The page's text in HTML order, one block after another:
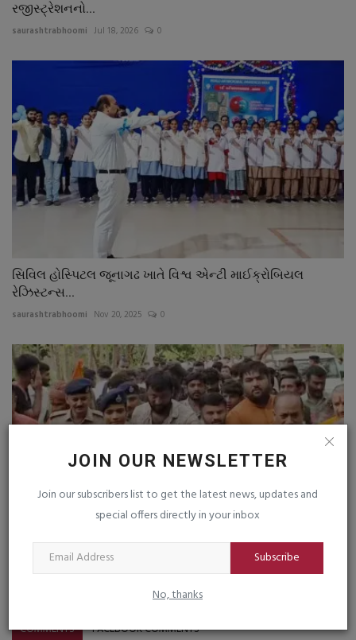
JOIN OUR NEWSLETTER
Join our subscribers list to get the latest news, updates and
special offers directly in your inbox
Subscribe
No, thanks
રજીસ્ટ્રેશનનો...
saurashtrabhoomi Jul 18, 2026 0
સિવિલ હોસ્પિટલ જૂનાગઢ ખાતે વિશ્વ એન્ટી માઈક્રોબિયલ
રેઝિસ્ટન્સ...
saurashtrabhoomi Nov 20, 2025 0
ગિરનારની ઐતિહાસિક દૂધધારા પરિક્રમા ભક્તિમય માહોલ વચ્ચે...
COMMENTS FACEBOOK COMMENTS